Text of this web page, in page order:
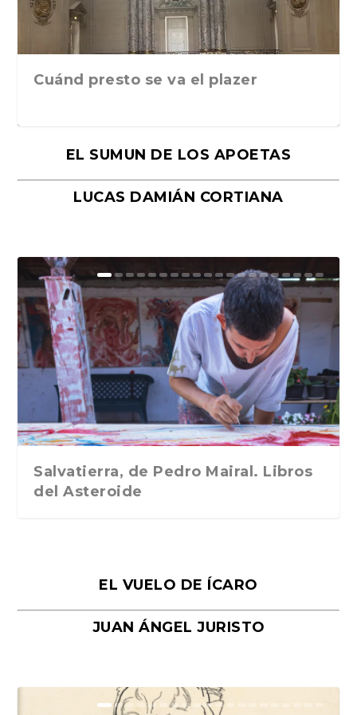
Cuánd presto se va el plazer
Moral, de Lyra Ekström Lindbäck.
Traducción de Car...
Revolución, de Hugo Gonçalves.
Libros del Asteroid...
«La música ha sido el gran amor de
mi vida». Esthe...
«El barman del Ritz», de Philippe
Collin. Traducci...
Mañanas de editorial, noches de
Bocaccio
EL SUMUN DE LOS APOETAS
LUCAS DAMIÁN CORTIANA
Salvatierra, de Pedro Mairal. Libros
del Asteroide
EL VUELO DE ÍCARO
JUAN ÁNGEL JURISTO